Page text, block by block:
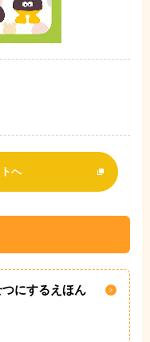
へ
にするえほん